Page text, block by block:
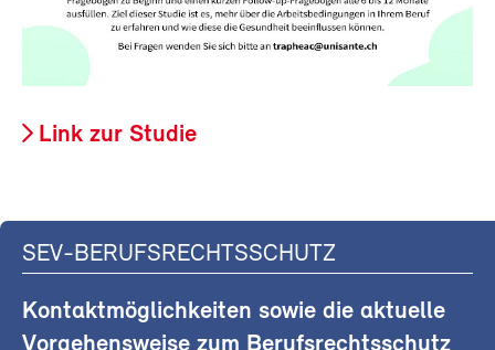
Link zur Studie
SEV-BERUFSRECHTSSCHUTZ
Kontaktmöglichkeiten sowie die aktuelle
Vorgehensweise zum Berufsrechtsschutz